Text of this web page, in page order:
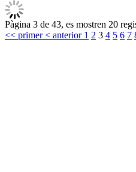
Pàgina 3 de 43, es mostren 20
<< primer< anterior 1 2 3 4 5 6 7